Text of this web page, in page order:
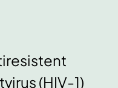
(HIV-1)